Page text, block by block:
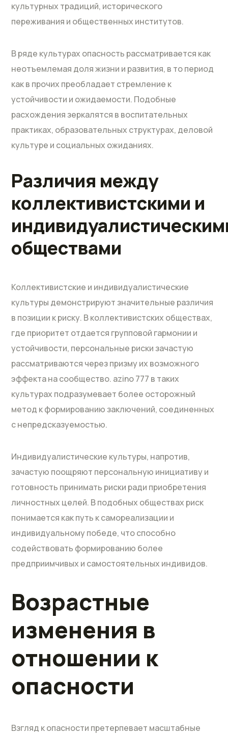
культурных традиций, исторического
переживания и общественных институтов.
В ряде культурах опасность рассматривается как
неотъемлемая доля жизни и развития, в то период
как в прочих преобладает стремление к
устойчивости и ожидаемости. Подобные
расхождения зеркалятся в воспитательных
практиках, образовательных структурах, деловой
культуре и социальных ожиданиях.
Различия между
коллективистскими и
обществами
Коллективистские и индивидуалистические
культуры демонстрируют значительные различия
в позиции к риску. В коллективистских обществах,
где приоритет отдается групповой гармонии и
устойчивости, персональные риски зачастую
рассматриваются через призму их возможного
эффекта на сообщество. azino 777 в таких
культурах подразумевает более осторожный
метод к формированию заключений, соединенных
с непредсказуемостью.
Индивидуалистические культуры, напротив,
зачастую поощряют персональную инициативу и
готовность принимать риски ради приобретения
личностных целей. В подобных обществах риск
понимается как путь к самореализации и
индивидуальному победе, что способно
содействовать формированию более
предприимчивых и самостоятельных индивидов.
Возрастные
изменения в
отношении к
опасности
Взгляд к опасности претерпевает масштабные